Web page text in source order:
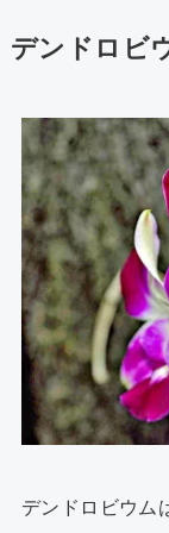
デンドロビ
デンドロビウム